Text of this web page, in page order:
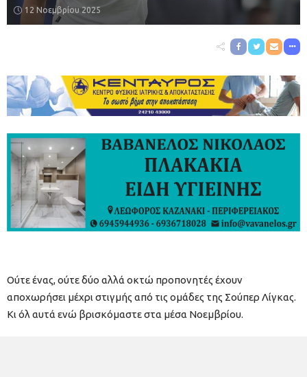
12 Νοεμβρίου 2025
Ούτε ένας, ούτε δύο αλλά οκτώ προπονητές έχουν
αποχωρήσει μέχρι στιγμής από τις ομάδες της Σούπερ Λίγκας.
Κι όλ αυτά ενώ βρισκόμαστε στα μέσα Νοεμβρίου.